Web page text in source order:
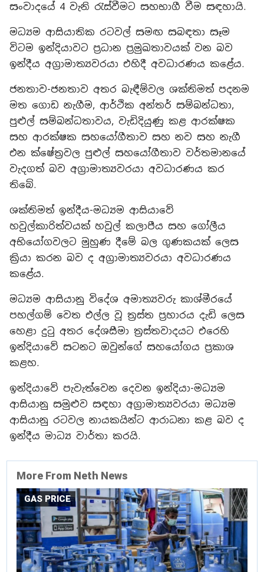
සංවාදයේ 4 වැනි රැස්වීමට සහභාගී වීම සඳහායි.
මධ්‍යම ආසියාතික රටවල් සමඟ සබඳතා සෑම
විටම ඉන්දියාවට ප්‍රධාන ප්‍රමුඛතාවයක් වන බව
ඉන්දීය අග්‍රාමාත්‍යවරයා එහිදී අවධාරණය කළේය.
ජනතාව-ජනතාව අතර බැඳීම්වල ශක්තිමත් පදනම
මත ගොඩ නැගීම, ආර්ථික අන්තර් සම්බන්ධතා,
පුළුල් සම්බන්ධතාවය, වැඩිදියුණු කළ ආරක්ෂක
සහ ආරක්ෂක සහයෝගීතාව සහ නව සහ නැගී
එන ක්ෂේත්‍රවල පුළුල් සහයෝගීතාව වර්තමානයේ
වැදගත් බව අග්‍රාමාත්‍යවරයා අවධාරණය කර
තිබේ.
ශක්තිමත් ඉන්දීය-මධ්‍යම ආසියාවේ
හවුල්කාරිත්වයක් හවුල් කලාපීය සහ ගෝලීය
අභියෝගවලට මුහුණ දීමේ බල ගුණකයක් ලෙස
ක්‍රියා කරන බව ද අග්‍රාමාත්‍යවරයා අවධාරණය
කළේය.
මධ්‍යම ආසියානු විදේශ අමාත්‍යවරු කාශ්මීරයේ
පහල්ගම් වෙත එල්ල වූ ත්‍රස්ත ප්‍රහාරය දැඩි ලෙස
හෙළා දුටු අතර දේශසීමා ත්‍රස්තවාදයට එරෙහි
ඉන්දියාවේ සටනට ඔවුන්ගේ සහයෝගය ප්‍රකාශ
කළහ.
ඉන්දියාවේ පැවැත්වෙන දෙවන ඉන්දියා-මධ්‍යම
ආසියානු සමුළුව සඳහා අග්‍රාමාත්‍යවරයා මධ්‍යම
ආසියානු රටවල නායකයින්ට ආරාධනා කළ බව ද
ඉන්දීය මාධ්‍ය වාර්තා කරයි.
More From Neth News
GAS PRICE